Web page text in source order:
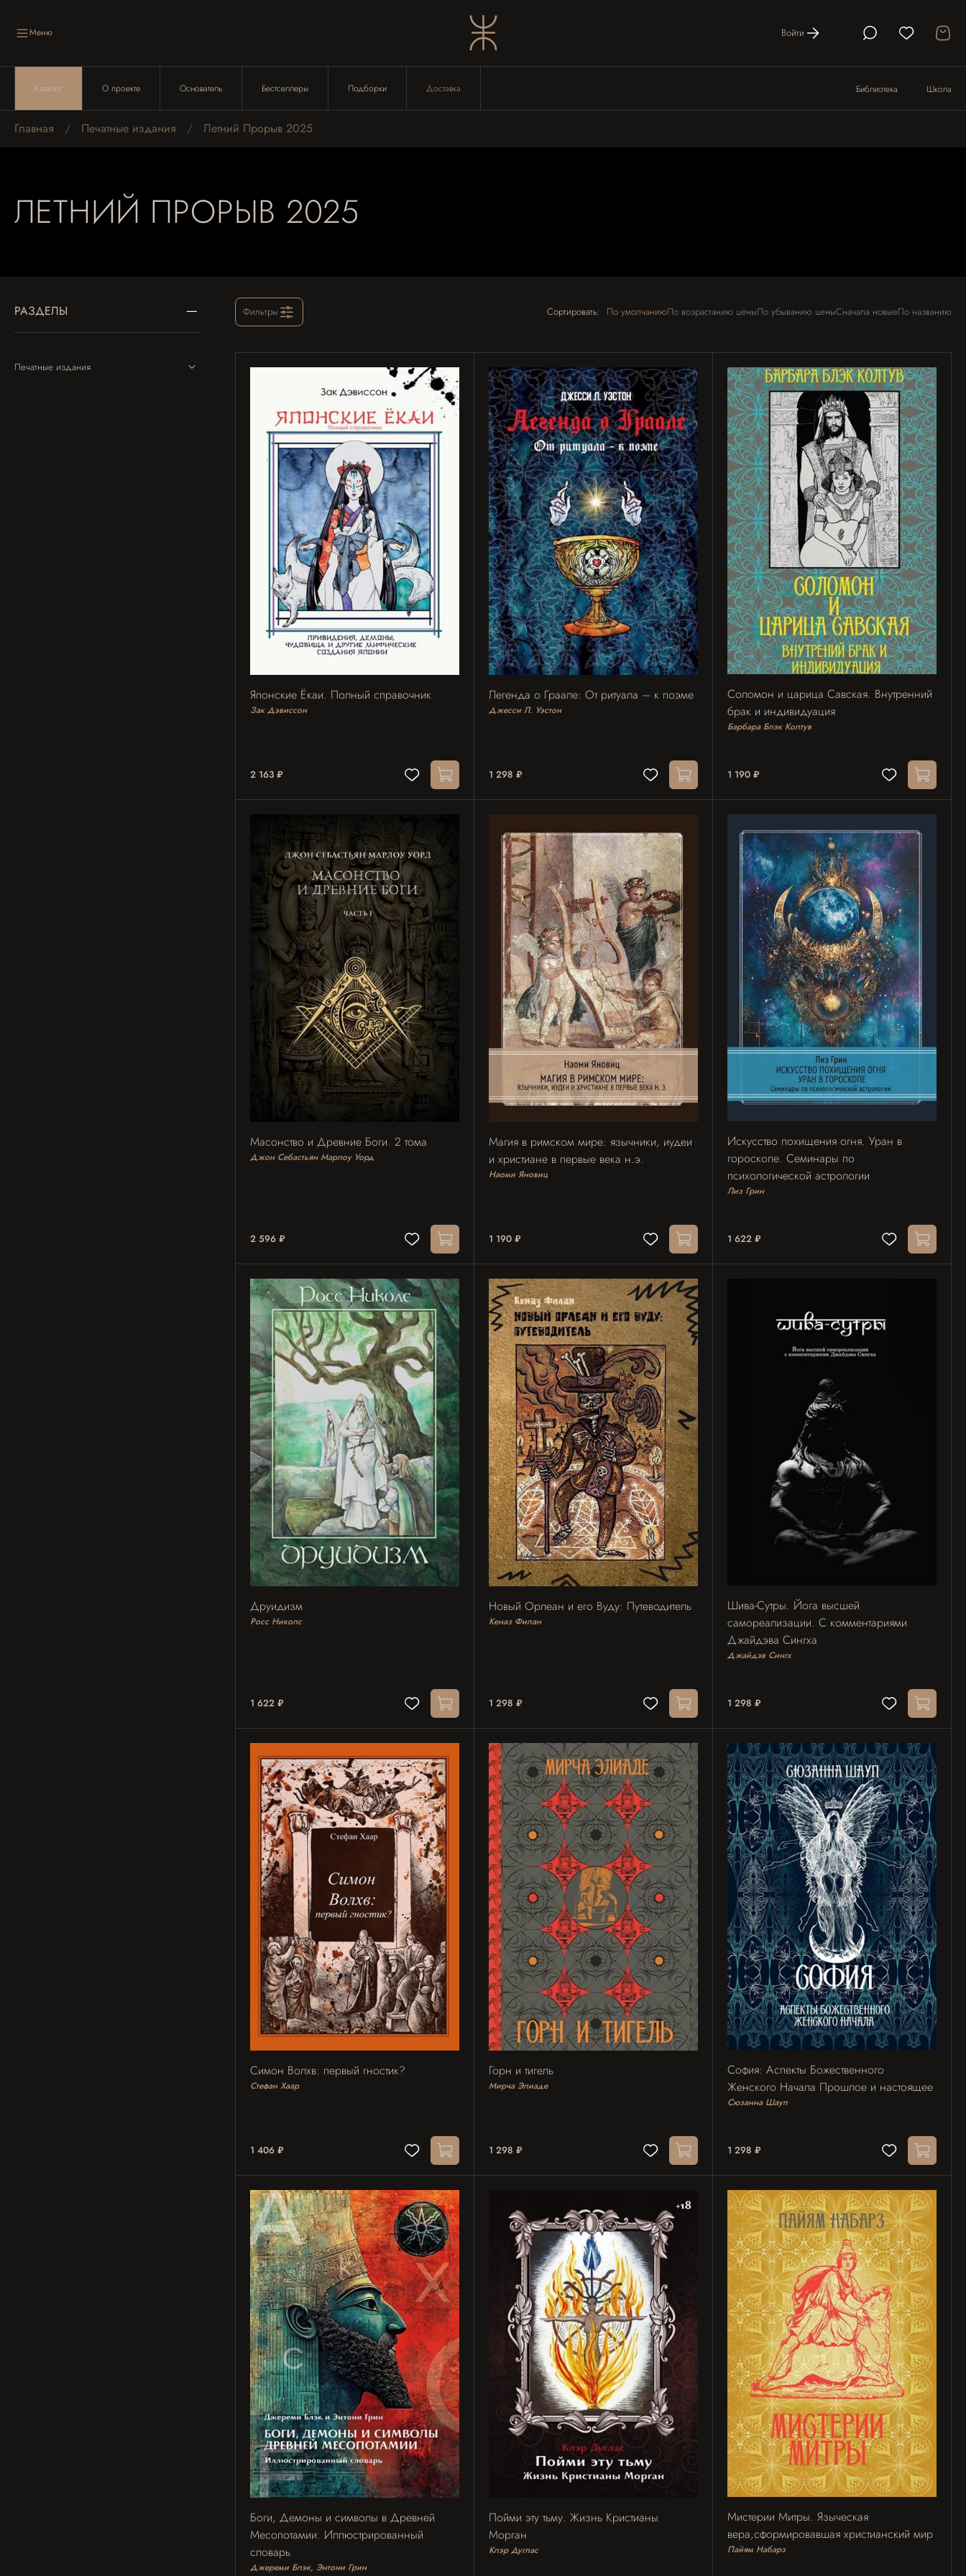
Меню Войти
Каталог О проекте Основатель Бестселлеры Подборки Доставка Библиотека Школа
Главная Печатные издания Летний Прорыв 2025
ЛЕТНИЙ ПРОРЫВ 2025
РАЗДЕЛЫ Фильтры Сортировать: по умолчанию по возрастанию цены по убыванию цены сначала новые по названию
Печатные издания
Японские Ёкаи. Полный справочник
Зак Дэвиссон
2 163 ₽
Легенда о Граале: От ритуала – к поэме
Джесси Л. Уэстон
1 298 ₽
Соломон и царица Савская. Внутренний
брак и индивидуация
Барбара Блэк Колтув
1 190 ₽
Масонство и Древние Боги. 2 тома
Джон Себастьян Марлоу Уорд
2 596 ₽
Магия в римском мире: язычники, иудеи
и христиане в первые века н.э.
Наоми Яновиц
1 190 ₽
Искусство похищения огня. Уран в
гороскопе. Семинары по
психологической астрологии
Лиз Грин
1 622 ₽
Друидизм
Росс Николс
1 622 ₽
Новый Орлеан и его Вуду: Путеводитель
Кеназ Филан
1 298 ₽
Шива-Сутры. Йога высшей
самореализации. С комментариями
Джайдэва Сингха
Джайдэв Сингх
1 298 ₽
Симон Волхв: первый гностик?
Стефан Хаар
1 406 ₽
Горн и тигель
Мирча Элиаде
1 298 ₽
София: Аспекты Божественного
Женского Начала Прошлое и настоящее
Сюзанна Шауп
1 298 ₽
Боги, Демоны и символы в Древней
Месопотамии. Иллюстрированный
словарь
Джереми Блэк, Энтони Грин
Пойми эту тьму. Жизнь Кристианы
Морган
Клэр Дуглас
Мистерии Митры. Языческая
вера,сформировавшая христианский мир
Пайям Набарз